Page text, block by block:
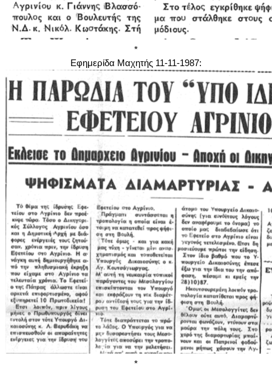
*
Εφημερίδα Μαχητής 11-11-1987:
*